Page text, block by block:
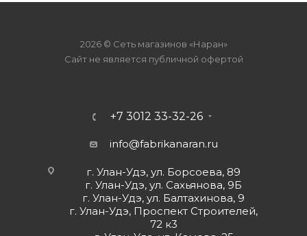
2026 © Сеть магазинов «Наран»
Сайт не является публичной офертой
+7 3012 33-32-26
info@fabrikanaran.ru
г. Улан-Удэ, ул. Борсоева, 89
г. Улан-Удэ, ул. Сахьянова, 9Б
г. Улан-Удэ, ул. Балтахинова, 9
г. Улан-Удэ, Проспект Строителей,
72 к3